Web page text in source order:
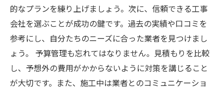
的なプランを練り上げましょう。次に、信頼できる工事
会社を選ぶことが成功の鍵です。過去の実績や口コミを
参考にし、自分たちのニーズに合った業者を見つけまし
ょう。 予算管理も忘れてはなりません。見積もりを比較
し、予想外の費用がかからないように対策を講じること
が大切です。また、施工中は業者とのコミュニケーショ